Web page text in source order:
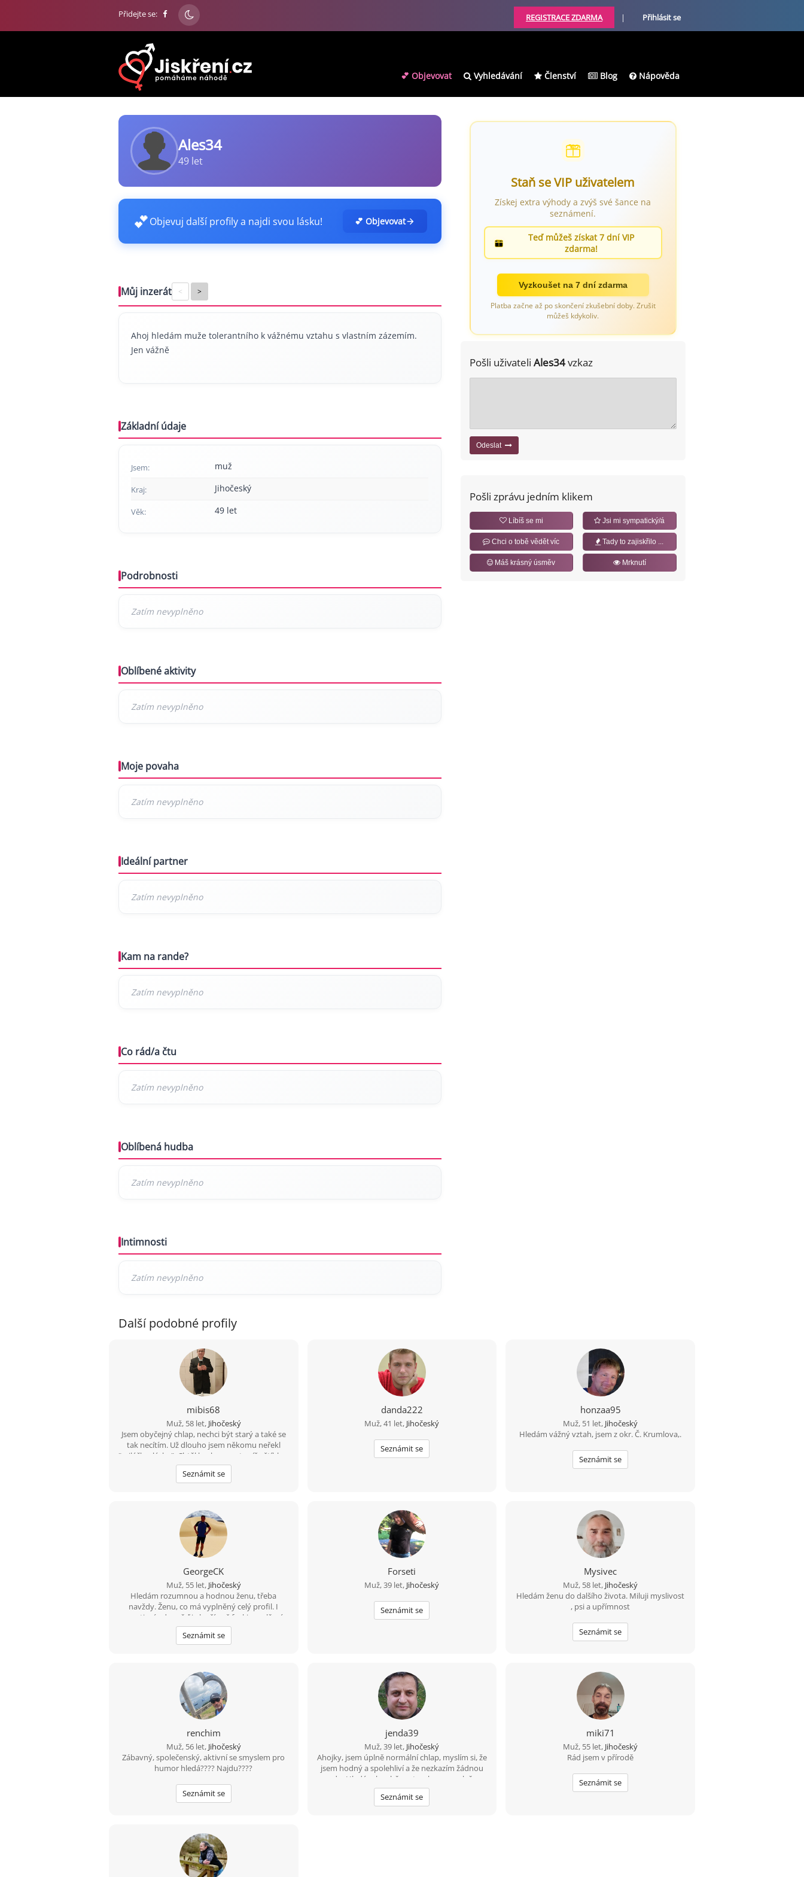
Přidejte se: REGISTRACE ZDARMA | Přihlásit se
💕 Objevovat Vyhledávání Členství Blog Nápověda
Ales34
49 let
💕Objevuj další profily a najdi svou lásku! 💕 Objevovat
Můj inzerát < >
Ahoj hledám muže tolerantního k vážnému vztahu s vlastním zázemím.
Jen vážně
Základní údaje
Jsem: muž
Kraj: Jihočeský
Věk: 49 let
Podrobnosti
Oblíbené aktivity
Moje povaha
Ideální partner
Kam na rande?
Co rád/a čtu
Oblíbená hudba
Intimnosti
Staň se VIP uživatelem
Získej extra výhody a zvýš své šance na
seznámení.
Teď můžeš získat 7 dní VIP
zdarma!
Vyzkoušet na 7 dní zdarma
Platba začne až po skončení zkušební doby. Zrušit
můžeš kdykoliv.
Pošli uživateli Ales34vzkaz
Odeslat
Pošli zprávu jedním klikem
Líbíš se mi Jsi mi sympatický/á
Chci o tobě vědět víc Tady to zajiskřilo ...
Máš krásný úsměv Mrknutí
Další podobné profily
mibis68
Muž, 58 let, Jihočeský
Jsem obyčejný chlap, nechci být starý a také se
tak necítím. Už dlouho jsem někomu neřekl
"miláčku, lásko". Chtěl bych poznat spíše štíhlou
ženu, která by to chtěla slyšet a které bych stál
za to, abych to i já slyšel iod ní. Jinak dílna,
Seznámit se
danda222
Muž, 41 let, Jihočeský
Seznámit se
honzaa95
Muž, 51 let, Jihočeský
Hledám vážný vztah, jsem z okr. Č. Krumlova,.
Seznámit se
GeorgeCK
Muž, 55 let, Jihočeský
Hledám rozumnou a hodnou ženu, třeba
navždy. Ženu, co má vyplněný celý profil. I
negativní odpověď je lepší než fucking mlčení.
Seznámit se
Forseti
Muž, 39 let, Jihočeský
Seznámit se
Mysivec
Muž, 58 let, Jihočeský
Hledám ženu do dalšího života. Miluji myslivost
, psi a upřímnost
Seznámit se
renchim
Muž, 56 let, Jihočeský
Zábavný, společenský, aktivní se smyslem pro
humor hledá???? Najdu????
Seznámit se
jenda39
Muž, 39 let, Jihočeský
Ahojky, jsem úplně normální chlap, myslím si, že
jsem hodný a spolehliví a že nezkazím žádnou
srandu. Hledám k sobě partnerku na společnou
a pohodovou cestu životem. Malé dítě není
překážkou????
Seznámit se
miki71
Muž, 55 let, Jihočeský
Rád jsem v přírodě
Seznámit se